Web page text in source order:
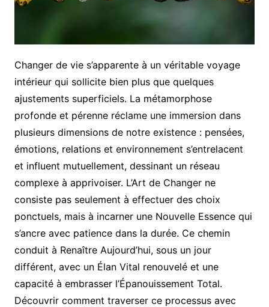
Changer de vie s’apparente à un véritable voyage
intérieur qui sollicite bien plus que quelques
ajustements superficiels. La métamorphose
profonde et pérenne réclame une immersion dans
plusieurs dimensions de notre existence : pensées,
émotions, relations et environnement s’entrelacent
et influent mutuellement, dessinant un réseau
complexe à apprivoiser. L’Art de Changer ne
consiste pas seulement à effectuer des choix
ponctuels, mais à incarner une Nouvelle Essence qui
s’ancre avec patience dans la durée. Ce chemin
conduit à Renaître Aujourd’hui, sous un jour
différent, avec un Élan Vital renouvelé et une
capacité à embrasser l’Épanouissement Total.
Découvrir comment traverser ce processus avec